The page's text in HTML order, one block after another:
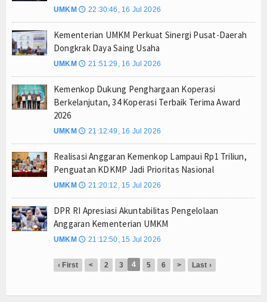
Munjirin Panen Padi Ciherang di Cakung, Urban
PTPN I Ubah Aset Jadi Mesin Pertumbuhan,
PWHI Kota Tangerang Minta Dugaan Intimidasi
PWI dan AFPI Perkuat Literasi Keuangan,
Nurhadi Anggota Komisi IX DPR RI Getol Kritisi
Majalengka Siaga Narkoba, UNMA dan Bupati
Ateng Sutisna Satukan Ribuan Bobotoh, Nobar
UMKM 🕔 22:30:46, 16 Jul 2026
Kementerian UMKM Perkuat Sinergi Pusat-Daerah
Dongkrak Daya Saing Usaha
UMKM 🕔 21:51:29, 16 Jul 2026
Kemenkop Dukung Penghargaan Koperasi
Berkelanjutan, 34 Koperasi Terbaik Terima Award
2026
UMKM 🕔 21:12:49, 16 Jul 2026
Realisasi Anggaran Kemenkop Lampaui Rp1 Triliun,
Penguatan KDKMP Jadi Prioritas Nasional
UMKM 🕔 21:20:12, 15 Jul 2026
DPR RI Apresiasi Akuntabilitas Pengelolaan
Anggaran Kementerian UMKM
UMKM 🕔 21:12:50, 15 Jul 2026
‹ First < 2 3 4 5 6 > Last ›